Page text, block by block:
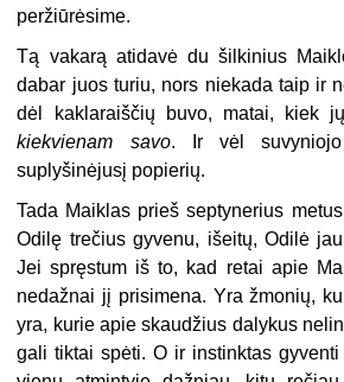
peržiūrėsime.
Tą vakarą atidavė du šilkinius
dabar juos turiu, nors niekada taip ir
dėl kaklaraiščių buvo, matai, kiek
kiekvienam savo. Ir vėl
suplyšinėjusį popierių.
Tada Maiklas prieš septynerius
Odilę trečius gyvenu, išeitų, Odilė
Jei spręstum iš to, kad retai apie
nedažnai jį prisimena. Yra žmonių,
yra, kurie apie skaudžius dalykus
gali tiktai spėti. O ir instinktas